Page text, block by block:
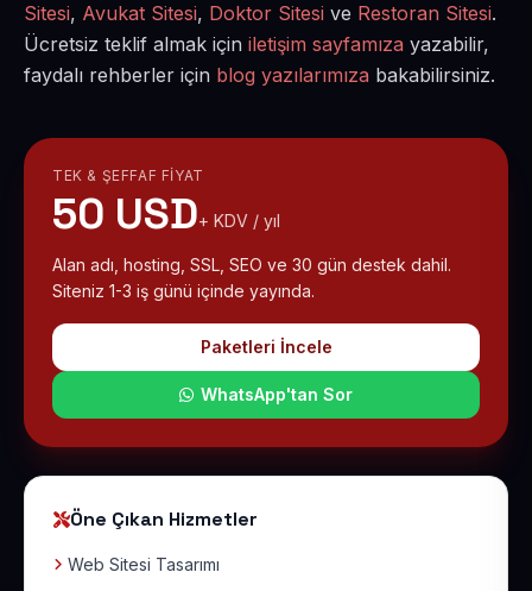
Sitesi, Avukat Sitesi, Doktor Sitesi ve Restoran Sitesi.
Ücretsiz teklif almak için iletişim sayfamıza yazabilir,
faydalı rehberler için blog yazılarımıza bakabilirsiniz.
TEK & ŞEFFAF FIYAT
50 USD+ KDV / yıl
Alan adı, hosting, SSL, SEO ve 30 gün destek dahil.
Siteniz 1-3 iş günü içinde yayında.
Paketleri İncele
WhatsApp'tan Sor
Öne Çıkan Hizmetler
Web Sitesi Tasarımı